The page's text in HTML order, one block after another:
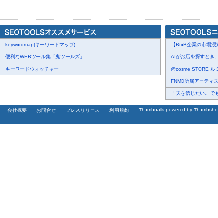
数年来あらゆる方法を試しても変化が得られなかったお客様が、バ
継続することで頭皮の透け範囲の縮小・髪質の変化・立ち上がり
別に関わらず継続ケアで変化が確認された再現性をあらためて示す
「バザルトストーンセラピスト養成講座」では、この科学的根拠
国47都道府県で展開しています。当スクールは、正しい知識と技
とで、エステ業界全体の信頼性向上と、サロン経営の持続的な安
【バザルト(R)ストーンセラピスト養成講座 公式サイト】
keywordmap(キーワードマップ)
便利なWEBツール集「鬼ツールズ」
キーワードウォッチャー
【BtoB企業の市場
AIがお店を探すとき
@cosme STORE ル
FNMD所属アーティ
「夫を信じたい。で
会社概要 お問合せ プレスリリース 利用規約 Thumbnails powered by